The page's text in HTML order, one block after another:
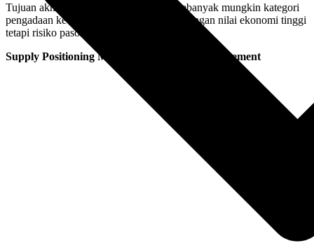
Tujuan akhirnya adalah memindahkan sebanyak mungkin kategori
pengadaan ke area Leverage, yaitu area dengan nilai ekonomi tinggi
tetapi risiko pasokan rendah.
Supply Positioning Model dan Category Management